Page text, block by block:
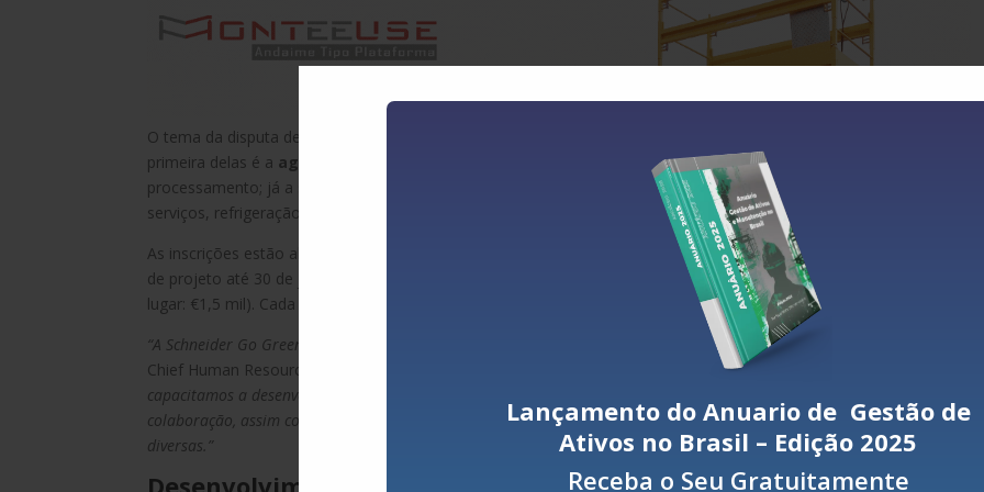
Lançamento do Anuario de Gestão de
Ativos no Brasil – Edição 2025
Receba o Seu Gratuitamente
O tema da disputa deste ano é “Energia Renovável para a Vida e Sustento”, que se divide em duas áreas principais: a
primeira delas é a agricultura movida à energia solar
, envolvendo pré e pós-colheita, armazenamento e
processamento; já a segunda são os
microempreendimentos movidos à energia solar
serviços, refrigeração, manufatura e produção.
As inscrições estão abertas até 31 de maio – prazo final para formação das equipes, que devem enviar suas
de projeto até 30 de junho. Os vencedores dividirão um prêmio total de 10 mil euros (1º lugar: €6 mil; 2º lugar: €2,5 mil;
lugar: €1,5 mil). Cada membro da equipe vencedora também receberá um Kit Solar Family Home.
“A Schneider Go Green é uma prova do nosso compromisso de nutrir a próxima geração de talentos”
Chief Human Resources Officer da Schneider Electric.
“Ao fornecer mentoria e oportunidades de aprendizado aos
capacitamos a desenvolver alternativas que abordam desafios do mundo real. Essa competição estimula a criatividade e a
colaboração, assim como está alinhada aos nossos valores de Ação e Inclusão. Temos orgulho de incentivar essas mentes
diversas.”
Desenvolvimento de jovens